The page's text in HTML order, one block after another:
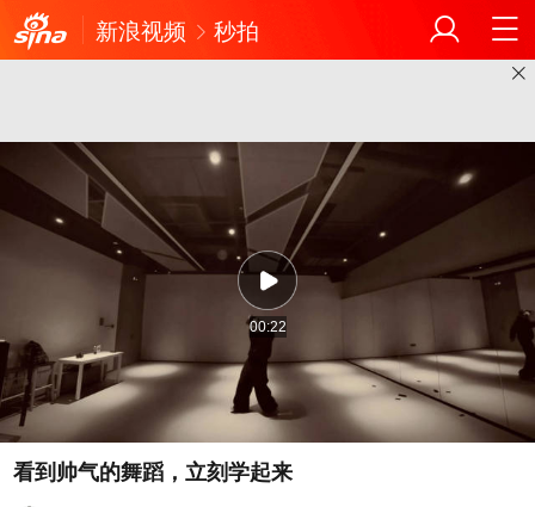
新浪视频 秒拍
00:22